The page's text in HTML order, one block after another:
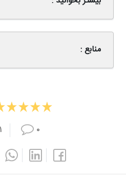
منابع :
۰
۱